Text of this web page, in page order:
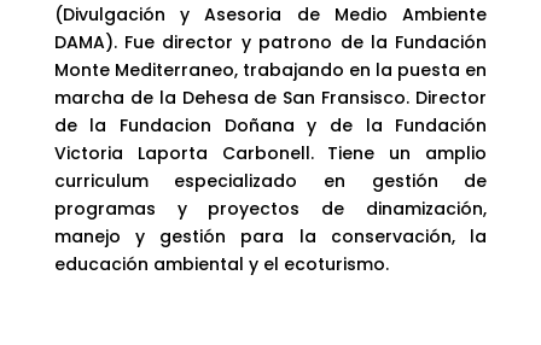
(Divulgación y Asesoria de Medio Ambiente
DAMA). Fue director y patrono de la Fundación
Monte Mediterraneo, trabajando en la puesta en
marcha de la Dehesa de San Fransisco. Director
de la Fundacion Doñana y de la Fundación
Victoria Laporta Carbonell. Tiene un amplio
curriculum especializado en gestión de
programas y proyectos de dinamización,
manejo y gestión para la conservación, la
educación ambiental y el ecoturismo.